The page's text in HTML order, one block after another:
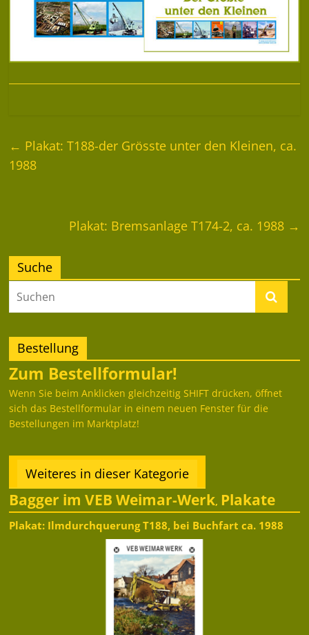
← Plakat: T188-der Grösste unter den Kleinen, ca.
1988
Plakat: Bremsanlage T174-2, ca. 1988 →
Suche
Bestellung
Zum Bestellformular!
Wenn Sie beim Anklicken gleichzeitig SHIFT drücken, öffnet
sich das Bestellformular in einem neuen Fenster für die
Bestellungen im Marktplatz!
Weiteres in dieser Kategorie
Bagger im VEB Weimar-Werk, Plakate
Plakat: Ilmdurchquerung T188, bei Buchfart ca. 1988